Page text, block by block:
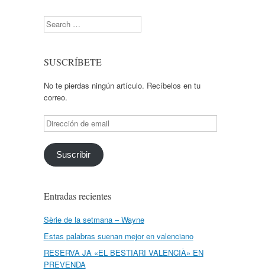
Search
SUSCRÍBETE
No te pierdas ningún artículo. Recíbelos en tu
correo.
Dirección
de
email
Suscribir
Entradas recientes
Sèrie de la setmana – Wayne
Estas palabras suenan mejor en valenciano
RESERVA JA «EL BESTIARI VALENCIÀ» EN
PREVENDA